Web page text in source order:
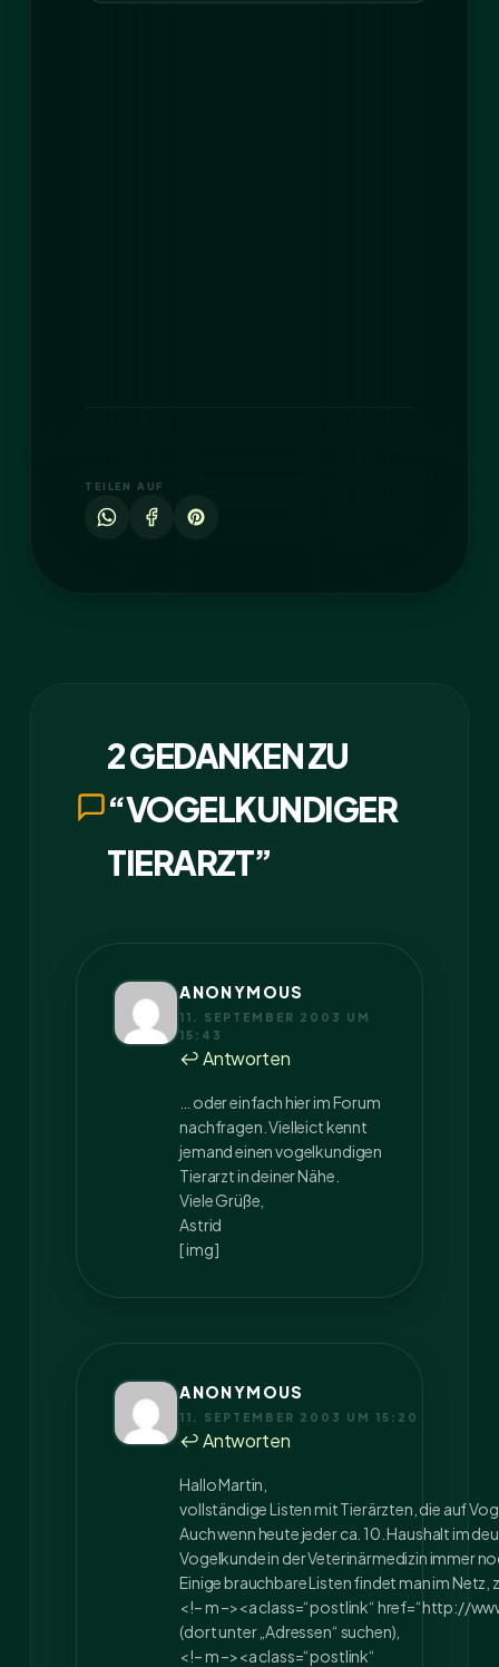
TEILEN AUF
2 GEDANKEN ZU
“VOGELKUNDIGER
TIERARZT”
ANONYMOUS
11. SEPTEMBER 2003 UM
15:43
↩ Antworten
… oder einfach hier im Forum
nachfragen. Vielleict kennt
jemand einen vogelkundigen
Tierarzt in deiner Nähe.
Viele Grüße,
Astrid
[ img ]
ANONYMOUS
11. SEPTEMBER 2003 UM 15:20
↩ Antworten
Hallo Martin,
vollständige Listen mit Tierärzten, die auf
Auch wenn heute jeder ca. 10. Haushalt im
Vogelkunde in der Veterinärmedizin immer
Einige brauchbare Listen findet man im Netz,
<!– m –><a class=“postlink“ href=“http://
(dort unter „Adressen“ suchen),
<!– m –><a class=“postlink“